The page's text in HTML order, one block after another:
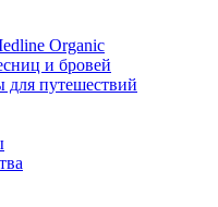
Organic
и бровей
путешествий